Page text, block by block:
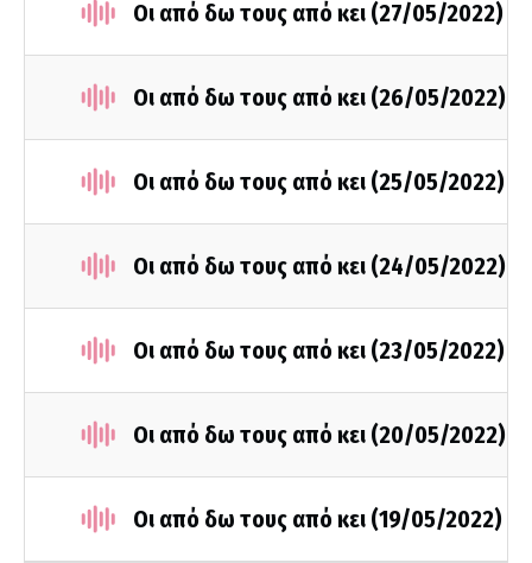
Οι από δω τους από κει (27/05/2022)
Οι από δω τους από κει (26/05/2022)
Οι από δω τους από κει (25/05/2022)
Οι από δω τους από κει (24/05/2022)
Οι από δω τους από κει (23/05/2022)
Οι από δω τους από κει (20/05/2022)
Οι από δω τους από κει (19/05/2022)